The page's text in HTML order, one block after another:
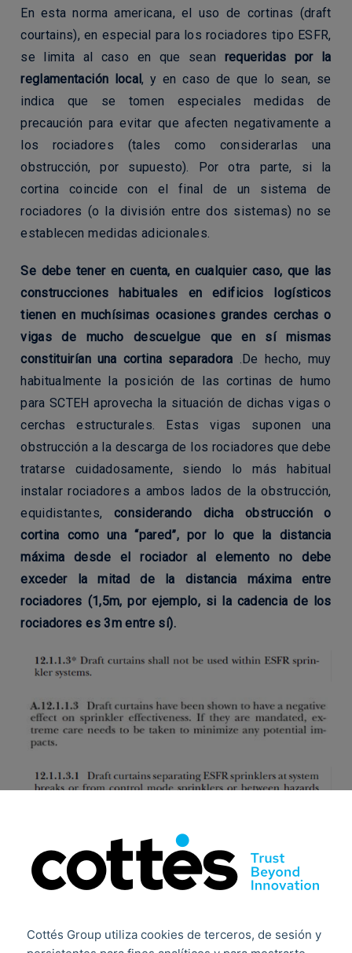
En esta norma americana, el uso de cortinas (draft
courtains), en especial para los rociadores tipo ESFR,
se limita al caso en que sean requeridas por la
reglamentación local, y en caso de que lo sean, se
indica que se tomen especiales medidas de
precaución para evitar que afecten negativamente a
los rociadores (tales como considerarlas una
obstrucción, por supuesto). Por otra parte, si la
cortina coincide con el final de un sistema de
rociadores (o la división entre dos sistemas) no se
establecen medidas adicionales.
Se debe tener en cuenta, en cualquier caso, que las
construcciones habituales en edificios logísticos
tienen en muchísimas ocasiones grandes cerchas o
vigas de mucho descuelgue que en sí mismas
constituirían una cortina separadora .De hecho, muy
habitualmente la posición de las cortinas de humo
para SCTEH aprovecha la situación de dichas vigas o
cerchas estructurales. Estas vigas suponen una
obstrucción a la descarga de los rociadores que debe
tratarse cuidadosamente, siendo lo más habitual
instalar rociadores a ambos lados de la obstrucción,
equidistantes, considerando dicha obstrucción o
cortina como una “pared”, por lo que la distancia
máxima desde el rociador al elemento no debe
exceder la mitad de la distancia máxima entre
rociadores (1,5m, por ejemplo, si la cadencia de los
rociadores es 3m entre sí).
Cottés Group utiliza cookies de terceros, de sesión y